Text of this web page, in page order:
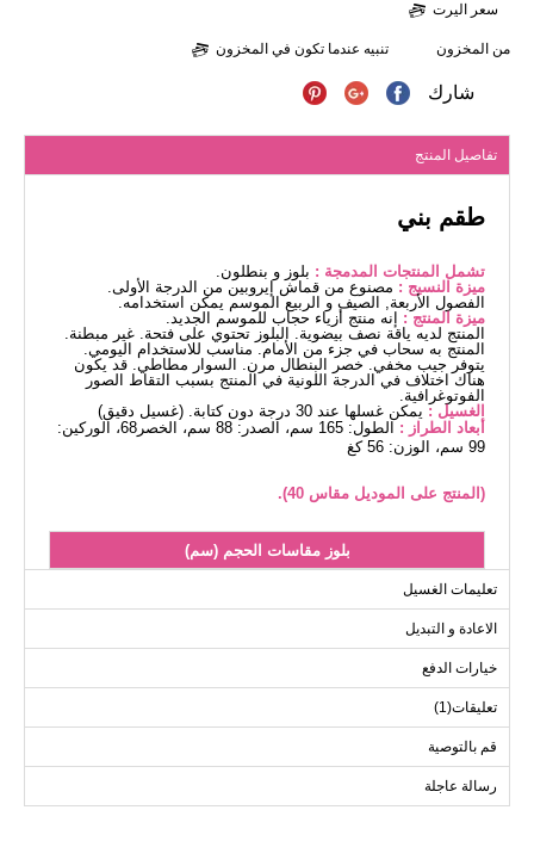
سعر اليرت
من المخزون تنبيه عندما تكون في المخزون
شارك
تفاصيل المنتج
طقم بني
تشمل المنتجات المدمجة : بلوز و بنطلون.
ميزة النسيج : مصنوع من قماش إيروبين من الدرجة الأولى.
الفصول الأربعة, الصيف و الربيع الموسم يمكن استخدامه.
ميزة المنتج : إنه منتج أزياء حجاب للموسم الجديد.
المنتج لديه ياقة نصف بيضوية. البلوز تحتوي على فتحة. غير مبطنة.
المنتج به سحاب في جزء من الأمام. مناسب للاستخدام اليومي.
يتوفر جيب مخفي. خصر البنطال مرن. السوار مطاطي. قد يكون
هناك اختلاف في الدرجة اللونية في المنتج بسبب التقاط الصور
الفوتوغرافية.
الغسيل : يمكن غسلها عند 30 درجة دون كتابة. (غسيل دقيق)
أبعاد الطراز :
الطول: 165 سم، الصدر: 88 سم، الخصر68، الوركين:
99 سم، الوزن: 56 كغ
(المنتج على الموديل مقاس 40).
بلوز مقاسات الحجم (سم)
الحجم
42
102
107
50
120
107
52
124
107
تعليمات الغسيل
الاعادة و التبديل
خيارات الدفع
تعليقات(1)
قم بالتوصية
رسالة عاجلة